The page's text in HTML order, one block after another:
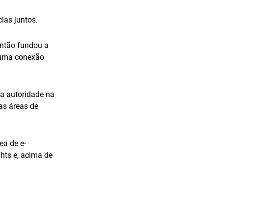
juntos.
fundou a
conexão
autoridade na
áreas de
de e-
e, acima de